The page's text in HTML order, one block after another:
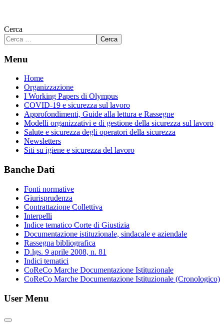
Cerca
Cerca
Menu
Home
Organizzazione
I Working Papers di Olympus
COVID-19 e sicurezza sul lavoro
Approfondimenti, Guide alla lettura e Rassegne
Modelli organizzativi e di gestione della sicurezza sul lavoro
Salute e sicurezza degli operatori della sicurezza
Newsletters
Siti su igiene e sicurezza del lavoro
Banche Dati
Fonti normative
Giurisprudenza
Contrattazione Collettiva
Interpelli
Indice tematico Corte di Giustizia
Documentazione istituzionale, sindacale e aziendale
Rassegna bibliografica
D.lgs. 9 aprile 2008, n. 81
Indici tematici
CoReCo Marche Documentazione Istituzionale
CoReCo Marche Documentazione Istituzionale (Cronologico)
User Menu